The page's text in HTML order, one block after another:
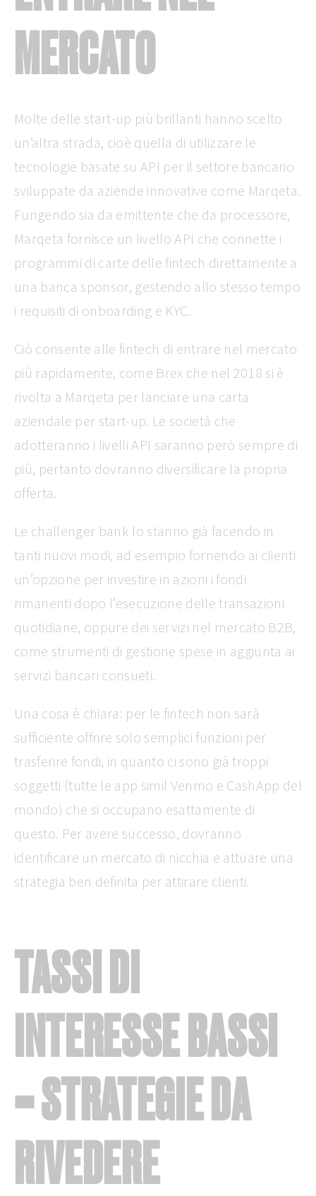
MERCATO
Molte delle start-up più brillanti hanno scelto
un’altra strada, cioè quella di utilizzare le
tecnologie basate su API per il settore bancario
sviluppate da aziende innovative come Marqeta.
Fungendo sia da emittente che da processore,
Marqeta fornisce un livello API che connette i
programmi di carte delle fintech direttamente a
una banca sponsor, gestendo allo stesso tempo
i requisiti di onboarding e KYC.
Ciò consente alle fintech di entrare nel mercato
più rapidamente, come Brex che nel 2018 si è
rivolta a Marqeta per lanciare una carta
aziendale per start-up. Le società che
adotteranno i livelli API saranno però sempre di
più, pertanto dovranno diversificare la propria
offerta.
Le challenger bank lo stanno già facendo in
tanti nuovi modi, ad esempio fornendo ai clienti
un’opzione per investire in azioni i fondi
rimanenti dopo l’esecuzione delle transazioni
quotidiane, oppure dei servizi nel mercato B2B,
come strumenti di gestione spese in aggiunta ai
servizi bancari consueti.
Una cosa è chiara: per le fintech non sarà
sufficiente offrire solo semplici funzioni per
trasferire fondi, in quanto ci sono già troppi
soggetti (tutte le app simil Venmo e CashApp del
mondo) che si occupano esattamente di
questo. Per avere successo, dovranno
identificare un mercato di nicchia e attuare una
strategia ben definita per attirare clienti.
TASSI DI
INTERESSE BASSI
= STRATEGIE DA
RIVEDERE